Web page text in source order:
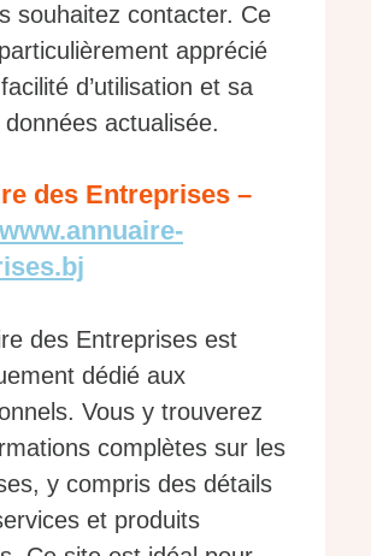
souhaitez contacter. Ce
apprécié
d’utilisation et sa
données actualisée.
des Entreprises –
des Entreprises est
dédié aux
Vous y trouverez
complètes sur les
y compris des détails
et produits